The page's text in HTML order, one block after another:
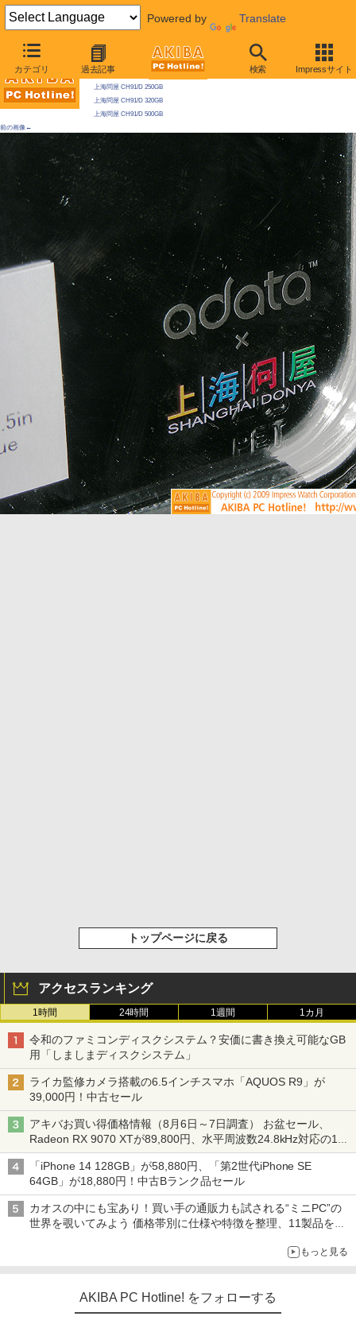
Powered by Translate
カテゴリ 過去記事 検索 Impressサイト
AKIBA PC Hotline! 2009年5月23日号
今週見つけた新製品：ハードディスク
上海問屋 CH91/D 250GB
上海問屋 CH91/D 320GB
上海問屋 CH91/D 500GB
前の画像←
トップページに戻る
アクセスランキング
1時間 24時間 1週間 1カ月
令和のファミコンディスクシステム？安価に書き換え可能なGB
用「しましまディスクシステム」
ライカ監修カメラ搭載の6.5インチスマホ「AQUOS R9」が
39,000円！中古セール
アキバお買い得価格情報（8月6日～7日調査） お盆セール、
Radeon RX 9070 XTが89,800円、水平周波数24.8kHz対応の17
型モニターが9,801円、暑さ指数連動セール ほか
「iPhone 14 128GB」が58,880円、「第2世代iPhone SE
64GB」が18,880円！中古Bランク品セール
カオスの中にも宝あり！買い手の通販力も試される“ミニPC”の
世界を覗いてみよう 価格帯別に仕様や特徴を整理、11製品をピ
もっと見る
AKIBA PC Hotline! をフォローする